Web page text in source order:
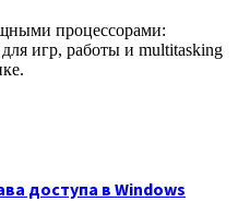
процессорами:
игр, работы и multitasking
доступа в Windows